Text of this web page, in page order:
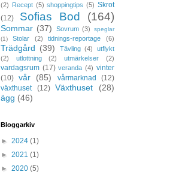
(2) Recept (5) shoppingtips (5) Skrot
(12)
Sofias Bod (164)
Sommar (37) Sovrum (3)
speglar
(1)
Stolar (2) tidnings-reportage (6)
Trädgård (39) Tävling (4)
utflykt
(2)
utlottning (2) utmärkelser (2)
vardagsrum (17) veranda (4) vinter
(10) vår (85) vårmarknad
(12)
växthuset
(12) Växthuset
(28)
ägg (46)
Bloggarkiv
► 2024 (1)
► 2021 (1)
► 2020 (5)